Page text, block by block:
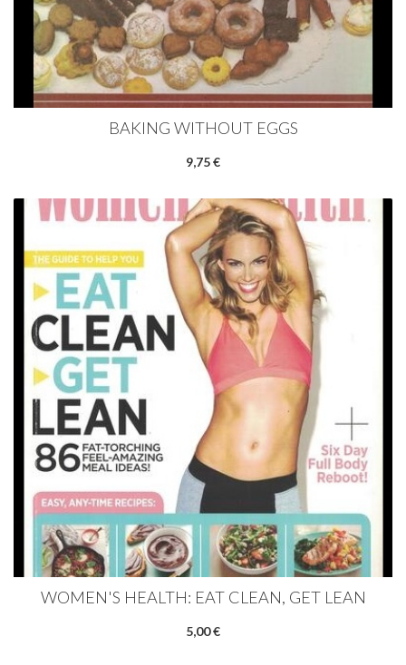
BAKING WITHOUT EGGS
9,75 €
WOMEN'S HEALTH: EAT CLEAN, GET LEAN
5,00 €